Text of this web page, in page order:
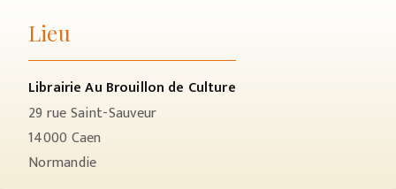
Lieu
Librairie Au Brouillon de Culture
29 rue Saint-Sauveur
14000 Caen
Normandie